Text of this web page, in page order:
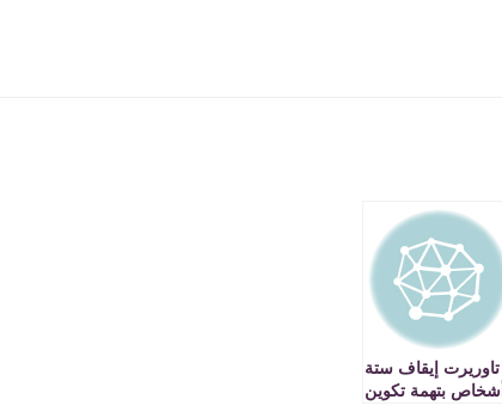
تاوريرت إيقاف ستة
أشخاص بتهمة تكوين